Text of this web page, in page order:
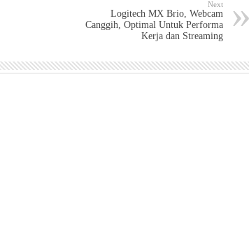
Next
Logitech MX Brio, Webcam
Canggih, Optimal Untuk Performa
Kerja dan Streaming